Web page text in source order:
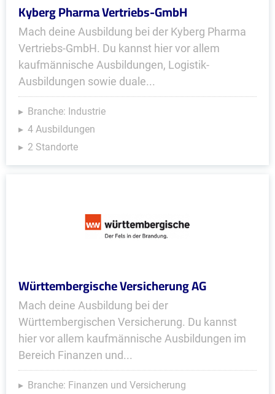
Kyberg Pharma Vertriebs-GmbH
Mach deine Ausbildung bei der Kyberg Pharma
Vertriebs-GmbH. Du kannst hier vor allem
kaufmännische Ausbildungen, Logistik-
Ausbildungen sowie duale...
Branche: Industrie
4 Ausbildungen
2 Standorte
Württembergische Versicherung AG
Mach deine Ausbildung bei der
Württembergischen Versicherung. Du kannst
hier vor allem kaufmännische Ausbildungen im
Bereich Finanzen und...
Branche: Finanzen und Versicherung